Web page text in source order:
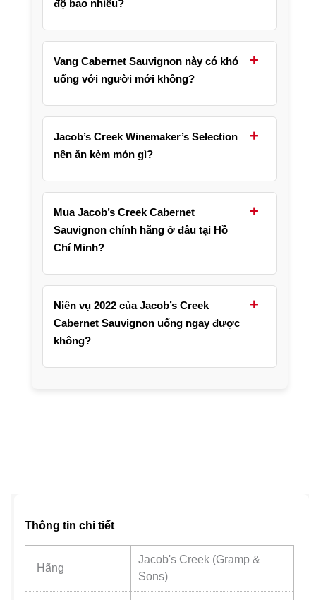
độ bao nhiêu?
với thân rượu vừa phải và hậu vị mượt.
Vang Cabernet Sauvignon này có khó
uống với người mới không?
+
dễ tiếp cận, phù hợp cả người mới tập uống
vang.
Jacob’s Creek Winemaker’s Selection
nên ăn kèm món gì?
+
rất hợp với các món BBQ.
Mua Jacob’s Creek Cabernet
Sauvignon chính hãng ở đâu tại Hồ
Chí Minh?
+
là địa chỉ bán vang chính hãng tại Thủ Đức,
Hồ Chí Minh.
Niên vụ 2022 của Jacob’s Creek
Cabernet Sauvignon uống ngay được
không?
+
Thông tin chi tiết
Hãng
Jacob's Creek (Gramp &
Sons)